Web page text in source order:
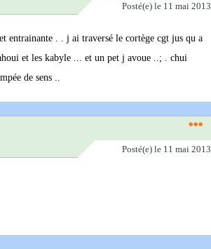
Posté(e) le 11 mai 2013
entrainante . . j ai traversé le cortège cgt jus qu a
et les kabyle ... et un pet j avoue ..; . chui
de sens ..
Posté(e) le 11 mai 2013